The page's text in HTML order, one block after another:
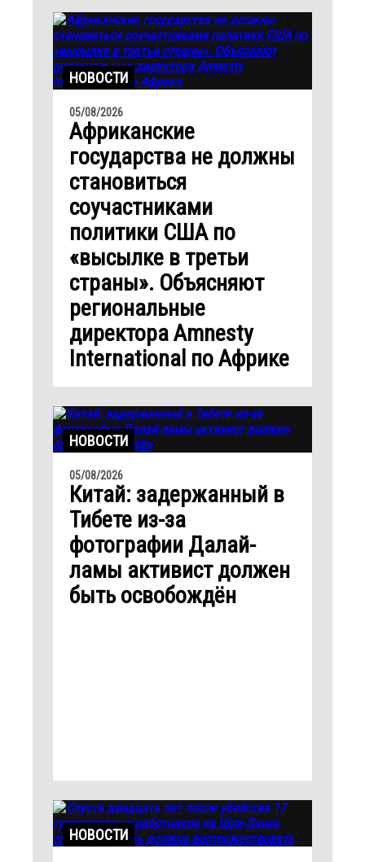
НОВОСТИ
05/08/2026
Африканские
государства не должны
становиться
соучастниками
политики США по
«высылке в третьи
страны». Объясняют
региональные
директора Amnesty
International по Африке
НОВОСТИ
05/08/2026
Китай: задержанный в
Тибете из-за
фотографии Далай-
ламы активист должен
быть освобождён
НОВОСТИ